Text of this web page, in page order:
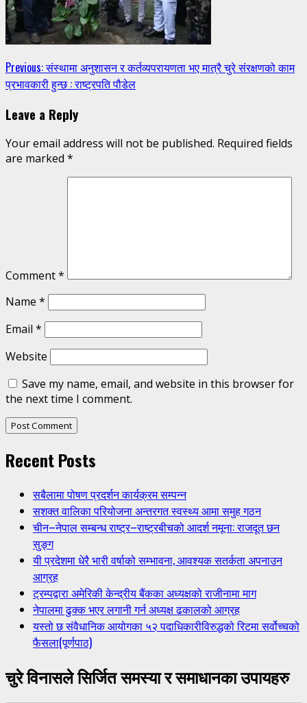
Continue
Reading
Previous:संस्थामा अनुशासन र कर्तव्यपरायणता भए मात्रै चुरे संरक्षणको काम
प्रभावकारी हुन्छ : राष्ट्रपति पौडेल
Leave a Reply
Your email address will not be published. Required fields
are marked *
Comment*
Name *
Email *
Website
Save my name, email, and website in this browser for
the next time I comment.
Recent Posts
सबैलामा पोषण प्रदर्शन कार्यक्रम सम्पन्न
सशक्त वालिका परियोजना अन्तरगत स्वस्थ्य आमा समुह गठन
चीन–नेपाल सम्बन्ध राष्ट्र–राष्ट्रबीचको आदर्श नमूना: राजदूत छन
सुङ्ग
यी प्रदेशमा धेरै भारी वर्षाको सम्भावना, आवश्यक सतर्कता अपनाउन
आग्रह
ट्रम्पद्वारा अमेरिकी केन्द्रीय बैंकका अध्यक्षको राजीनामा माग
नेपालमा ढुक्क भएर लगानी गर्न अध्यक्ष ढकालको आग्रह
यस्तो छ संवैधानिक आयोगका ५२ पदाधिकारीविरुद्धको रिटमा सर्वोच्चको
फैसला(पूर्णपाठ)
चुरे विनासले सिर्जित समस्या र समाधानका उपायहरु